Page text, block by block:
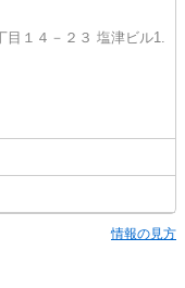
１４－２３ 塩津ビル1.
情報の見方